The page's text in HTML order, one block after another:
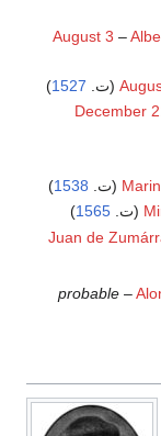
August 3 –
1527
)
December
1538
)
1565
)
Juan de
probable–